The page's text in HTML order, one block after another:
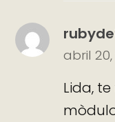
abril
Lida,